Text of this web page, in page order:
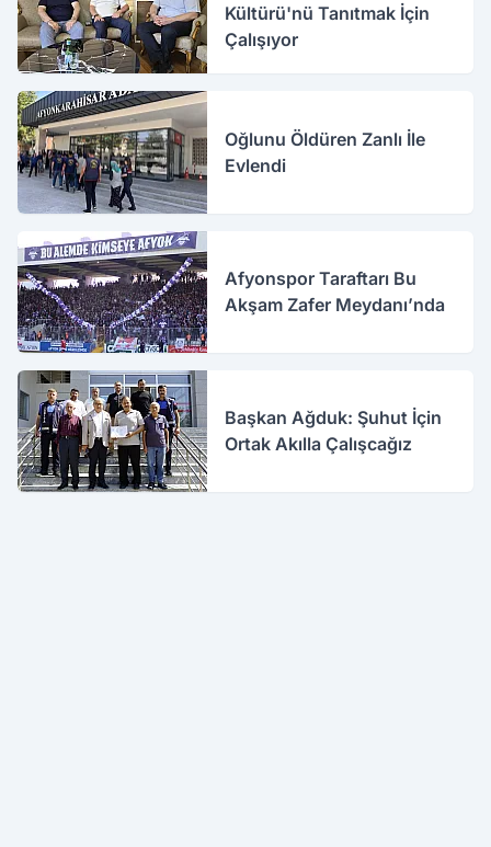
Kültürü'nü Tanıtmak İçin
Çalışıyor
Oğlunu Öldüren Zanlı İle
Evlendi
Afyonspor Taraftarı Bu
Akşam Zafer Meydanı’nda
Başkan Ağduk: Şuhut İçin
Ortak Akılla Çalışcağız